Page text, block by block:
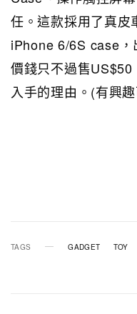
任。這款採用了真皮
iPhone 6/6S case，
價錢只不過售
入手的理由。(有興
TAGS GADGET TOY